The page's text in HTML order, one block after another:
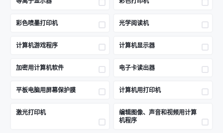
彩色喷墨打印机 光学阅读机
计算机游戏程序 计算机显示器
加密用计算机软件 电子卡读出器
平板电脑用屏幕保护膜 计算机用打印机
激光打印机
编辑图像、声音和视频用计算
机程序